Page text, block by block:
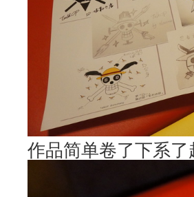
作品简单卷了下系